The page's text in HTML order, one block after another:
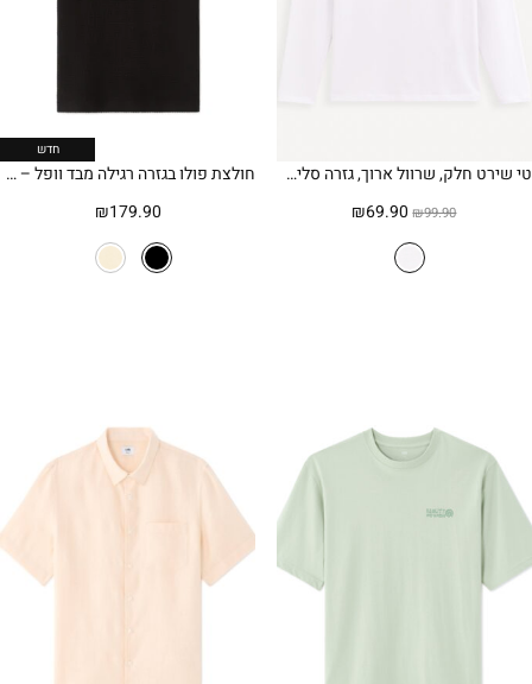
טי שירט חלק, שרוול ארוך, גזרה סלים, צווארון עגול – לבן (העתק)
₪99.90
המחיר
היה:
₪69.90 המחיר
חדש
חולצת פולו בגזרה רגילה מבד וופל – שחור
₪179.90